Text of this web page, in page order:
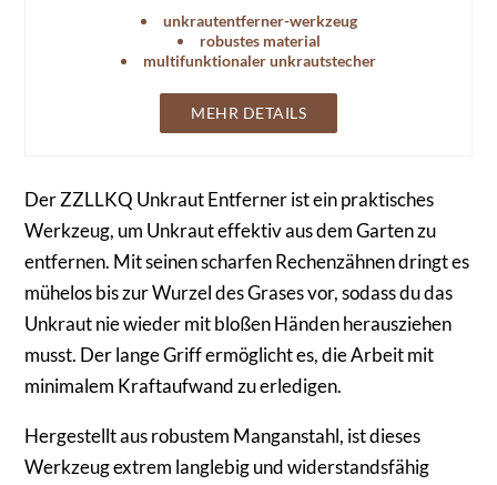
unkrautentferner-werkzeug
robustes material
multifunktionaler unkrautstecher
MEHR DETAILS
Der ZZLLKQ Unkraut Entferner ist ein praktisches
Werkzeug, um Unkraut effektiv aus dem Garten zu
entfernen. Mit seinen scharfen Rechenzähnen dringt es
mühelos bis zur Wurzel des Grases vor, sodass du das
Unkraut nie wieder mit bloßen Händen herausziehen
musst. Der lange Griff ermöglicht es, die Arbeit mit
minimalem Kraftaufwand zu erledigen.
Hergestellt aus robustem Manganstahl, ist dieses
Werkzeug extrem langlebig und widerstandsfähig